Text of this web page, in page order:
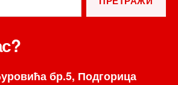
бр.5, Подгорица